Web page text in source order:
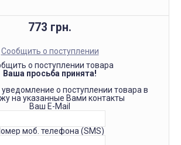
773 грн.
Сообщить о поступлении
о поступлении товара
Ваша просьба принята!
о поступлении товара в
на указанные Вами контакты
Ваш E-Mail
моб. телефона (SMS)